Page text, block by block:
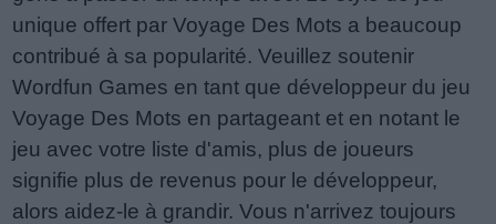
unique offert par Voyage Des Mots a beaucoup
contribué à sa popularité. Veuillez soutenir
Wordfun Games en tant que développeur du jeu
Voyage Des Mots en partageant et en notant le
jeu avec votre liste d'amis, plus de joueurs
signifie plus de revenus pour le développeur,
alors aidez-le à grandir. Vous n'arrivez toujours